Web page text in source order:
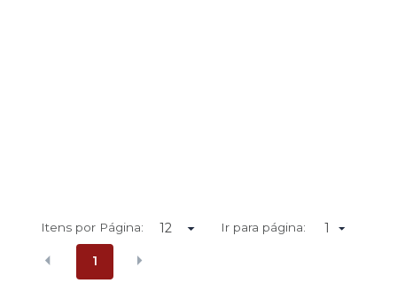
Itens por Página: Ir para página: 1
1